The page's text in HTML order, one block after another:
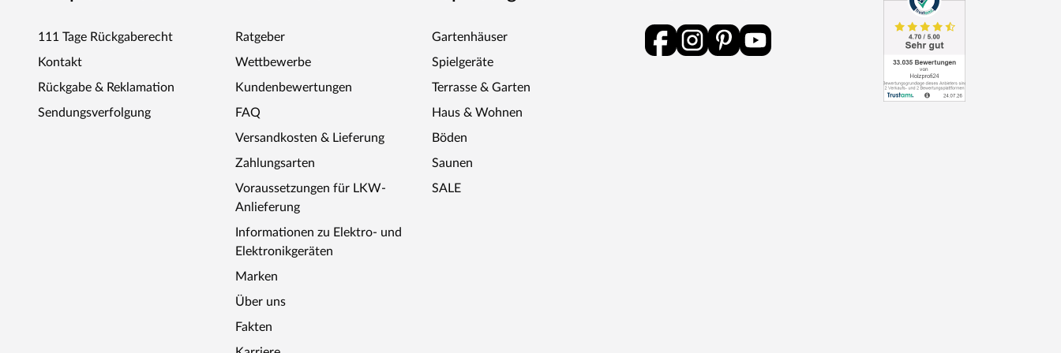
111 Tage Rückgaberecht
Kontakt
Rückgabe & Reklamation
Sendungsverfolgung
Ratgeber
Wettbewerbe
Kundenbewertungen
FAQ
Versandkosten & Lieferung
Zahlungsarten
Voraussetzungen für LKW-
Anlieferung
Informationen zu Elektro- und
Elektronikgeräten
Marken
Über uns
Fakten
Gartenhäuser
Spielgeräte
Terrasse & Garten
Haus & Wohnen
Böden
Saunen
SALE